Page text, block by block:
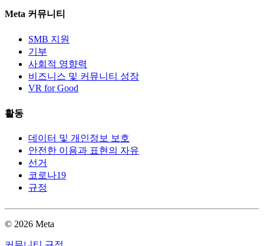
Meta 커뮤니티
SMB 지원
기부
사회적 영향력
비즈니스 및 커뮤니티 성장
VR for Good
활동
데이터 및 개인정보 보호
안전한 이용과 표현의 자유
선거
코로나19
규정
© 2026 Meta